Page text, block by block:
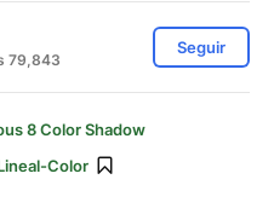
79,843
Seguir
8 Color Shadow
Color